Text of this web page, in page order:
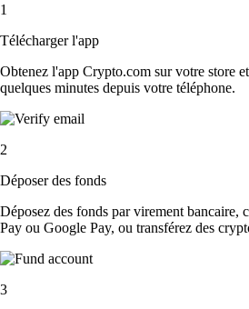
1
Télécharger l'app
Obtenez l'app Crypto.com sur votre store
quelques minutes depuis votre téléphone.
2
Déposer des fonds
Déposez des fonds par virement bancaire,
Pay ou Google Pay, ou transférez des
3